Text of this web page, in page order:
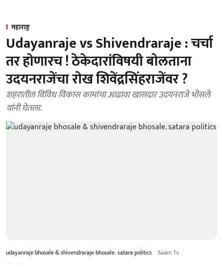
महाराष्ट्र
Udayanraje vs Shivendraraje : चर्चा
तर हाेणारच ! ठेकेदारांविषयी बाेलताना
उदयनराजेंचा राेख शिवेंद्रसिंहराजेंवर ?
शहरातील विविध विकास कामांचा आढावा खासदार उदयनराजे भाेसले
यांनी घेतला.
udayanraje bhosale & shivendraraje bhosale. satara politics Saam Tv